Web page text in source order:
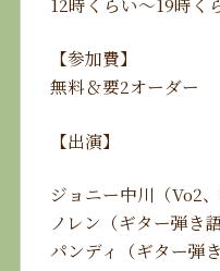
【参加費】
無料＆要2オーダー
【出演】
ジョニー中川（Vo2、
ノレン（ギター弾き語
パンディ（ギター弾き